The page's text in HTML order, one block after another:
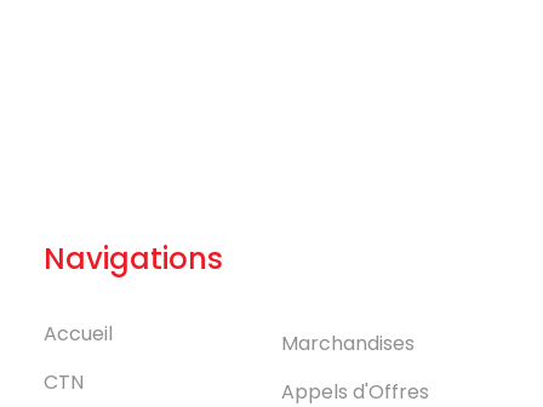
Navigations
Accueil
CTN
Marchandises
Appels d'Offres